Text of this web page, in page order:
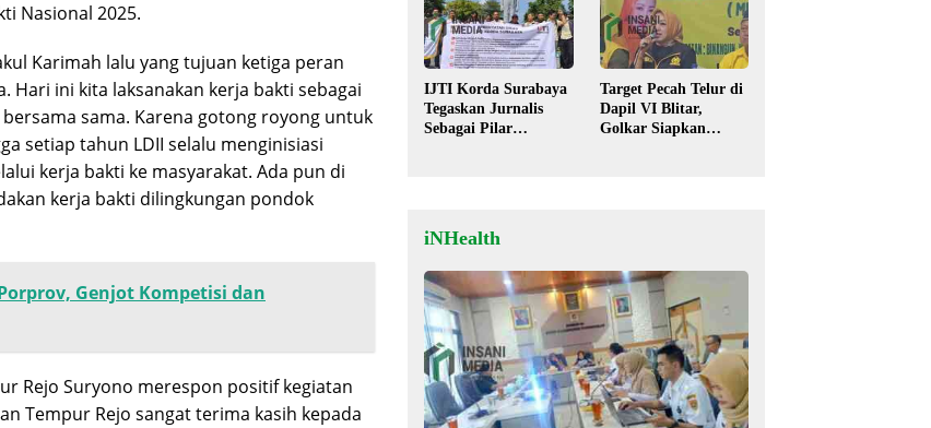
Nasional 2025.
Karimah lalu yang tujuan ketiga peran
Hari ini kita laksanakan kerja bakti sebagai
sama. Karena gotong royong untuk
setiap tahun LDII selalu menginisiasi
kerja bakti ke masyarakat. Ada pun di
kerja bakti dilingkungan pondok
Genjot Kompetisi dan
Rejo Suryono merespon positif kegiatan
Tempur Rejo sangat terima kasih kepada
IJTI Korda Surabaya
Tegaskan Jurnalis
Sebagai Pilar
Target Pecah Telur di
Dapil VI Blitar,
Golkar Siapkan
iNHealth